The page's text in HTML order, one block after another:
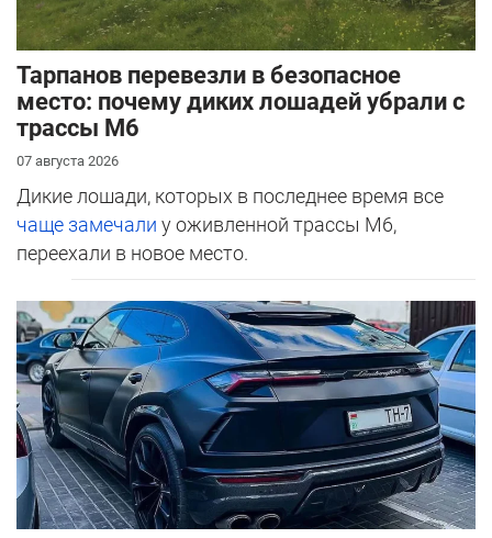
Тарпанов перевезли в безопасное
место: почему диких лошадей убрали с
трассы М6
07 августа 2026
Дикие лошади, которых в последнее время все
чаще замечали у оживленной трассы М6,
переехали в новое место.